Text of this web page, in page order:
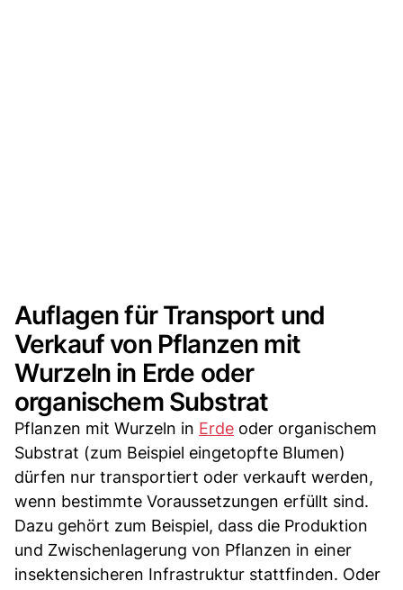
Auflagen für Transport und
Verkauf von Pflanzen mit
Wurzeln in Erde oder
organischem Substrat
Pflanzen mit Wurzeln in Erde oder organischem
Substrat (zum Beispiel eingetopfte Blumen)
dürfen nur transportiert oder verkauft werden,
wenn bestimmte Voraussetzungen erfüllt sind.
Dazu gehört zum Beispiel, dass die Produktion
und Zwischenlagerung von Pflanzen in einer
insektensicheren Infrastruktur stattfinden. Oder